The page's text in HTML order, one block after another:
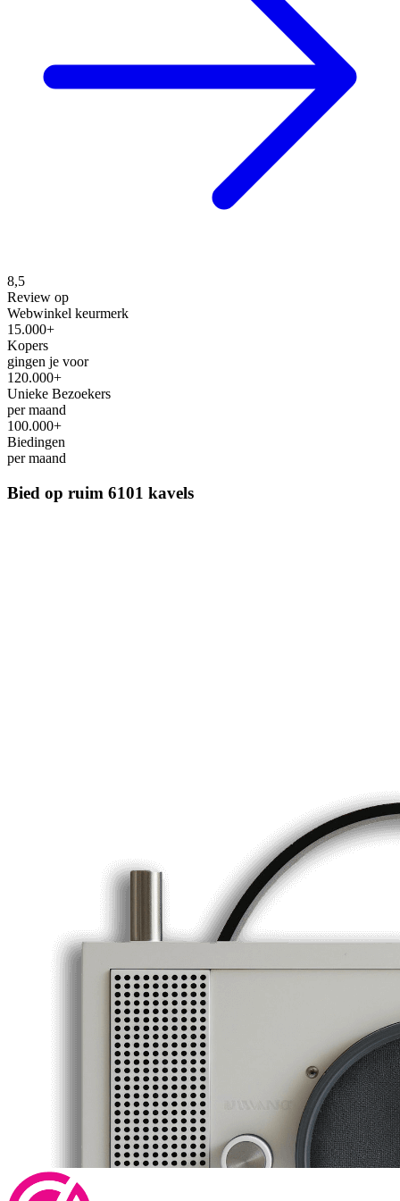
8,5
Review op
Webwinkel keurmerk
15.000+
Kopers
gingen je voor
120.000+
Unieke Bezoekers
per maand
100.000+
Biedingen
per maand
Bied op ruim 6101 kavels